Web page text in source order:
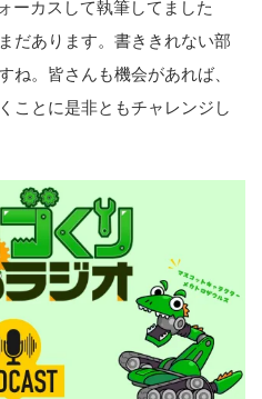
ーカスして執筆してました
だあります。書ききれない部
ね。皆さんも機会があれば、
ことに是非ともチャレンジし